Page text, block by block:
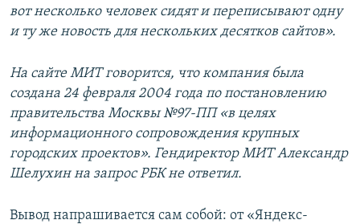
вот несколько человек сидят и переписывают одну
и ту же новость для нескольких десятков сайтов».
На сайте МИТ говорится, что компания была
создана 24 февраля 2004 года по постановлению
правительства Москвы №97-ПП «в целях
информационного сопровождения крупных
городских проектов». Гендиректор МИТ Александр
Шелухин на запрос РБК не ответил.
Вывод напрашивается сам собой: от «Яндекс-